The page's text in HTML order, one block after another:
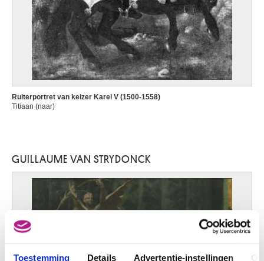
Toestemming Details Advertentie-instellingen
Ruiterportret van keizer Karel V (1500-1558)
Titiaan (naar)
GUILLAUME VAN STRYDONCK